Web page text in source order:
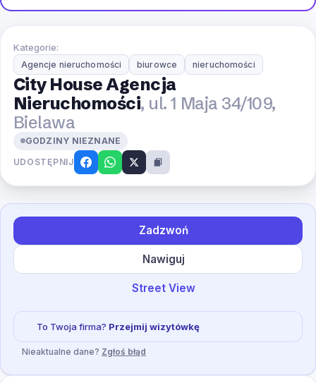
Kategorie:
Agencje nieruchomości biurowce nieruchomości
City House Agencja
Nieruchomości, ul. 1 Maja 34/109,
Bielawa
GODZINY NIEZNANE
UDOSTĘPNIJ
Zadzwoń
Nawiguj
Street View
To Twoja firma? Przejmij wizytówkę
Nieaktualne dane? Zgłoś błąd